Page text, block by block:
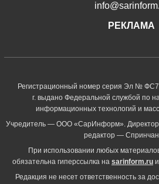
РЕКЛАМА
Регистрационный номер серия Эл №
г. выдано Федеральной службой по
информационных технологий и
Учредитель — ООО «СарИнформ».
редактор —
При использовании любых
обязательна гиперссылка на sarinform.ru
Редакция не несет ответственность за